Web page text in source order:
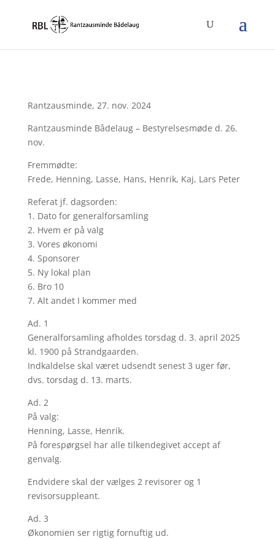
Rantzausminde, 27. nov. 2024
Rantzausminde Bådelaug – Bestyrelsesmøde d. 26.
nov.
Fremmødte:
Frede, Henning, Lasse, Hans, Henrik, Kaj, Lars Peter
Referat jf. dagsorden:
1. Dato for generalforsamling
2. Hvem er på valg
3. Vores økonomi
4. Sponsorer
5. Ny lokal plan
6. Bro 10
7. Alt andet I kommer med
Ad. 1
Generalforsamling afholdes torsdag d. 3. april 2025
kl. 1900 på Strandgaarden.
Indkaldelse skal været udsendt senest 3 uger før,
dvs. torsdag d. 13. marts.
Ad. 2
På valg:
Henning, Lasse, Henrik.
På forespørgsel har alle tilkendegivet accept af
genvalg.
Endvidere skal der vælges 2 revisorer og 1
revisorsuppleant.
Ad. 3
Økonomien ser rigtig fornuftig ud.